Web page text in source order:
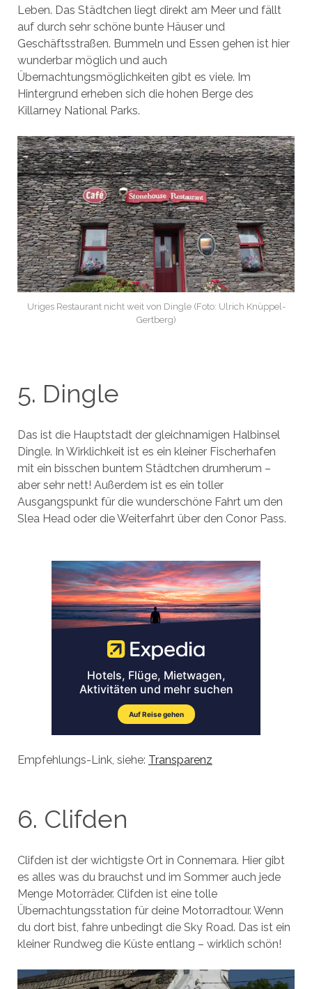
Leben. Das Städtchen liegt direkt am Meer und fällt
auf durch sehr schöne bunte Häuser und
Geschäftsstraßen. Bummeln und Essen gehen ist hier
wunderbar möglich und auch
Übernachtungsmöglichkeiten gibt es viele. Im
Hintergrund erheben sich die hohen Berge des
Killarney National Parks.
Uriges Restaurant nicht weit von Dingle (Foto: Ulrich Knüppel-
Gertberg)
5. Dingle
Das ist die Hauptstadt der gleichnamigen Halbinsel
Dingle. In Wirklichkeit ist es ein kleiner Fischerhafen
mit ein bisschen buntem Städtchen drumherum –
aber sehr nett! Außerdem ist es ein toller
Ausgangspunkt für die wunderschöne Fahrt um den
Slea Head oder die Weiterfahrt über den Conor Pass.
Empfehlungs-Link, siehe: Transparenz
6. Clifden
Clifden ist der wichtigste Ort in Connemara. Hier gibt
es alles was du brauchst und im Sommer auch jede
Menge Motorräder. Clifden ist eine tolle
Übernachtungsstation für deine Motorradtour. Wenn
du dort bist, fahre unbedingt die Sky Road. Das ist ein
kleiner Rundweg die Küste entlang – wirklich schön!